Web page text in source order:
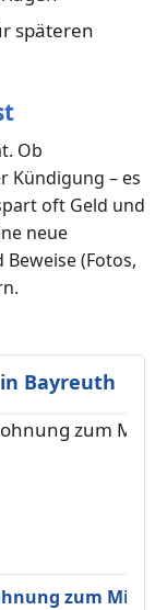
späteren
Ob
Kündigung – es
oft Geld und
neue
(Fotos,
Bayreuth
zum Mieten